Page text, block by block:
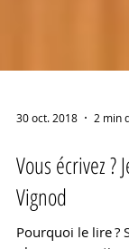
30 oct. 2018 2 min
Vous écrivez ?
Vignod